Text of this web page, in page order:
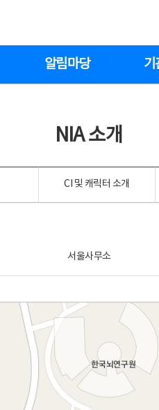
알림마당 기
NIA 소개
CI 및 캐릭터 소개
서울사무소